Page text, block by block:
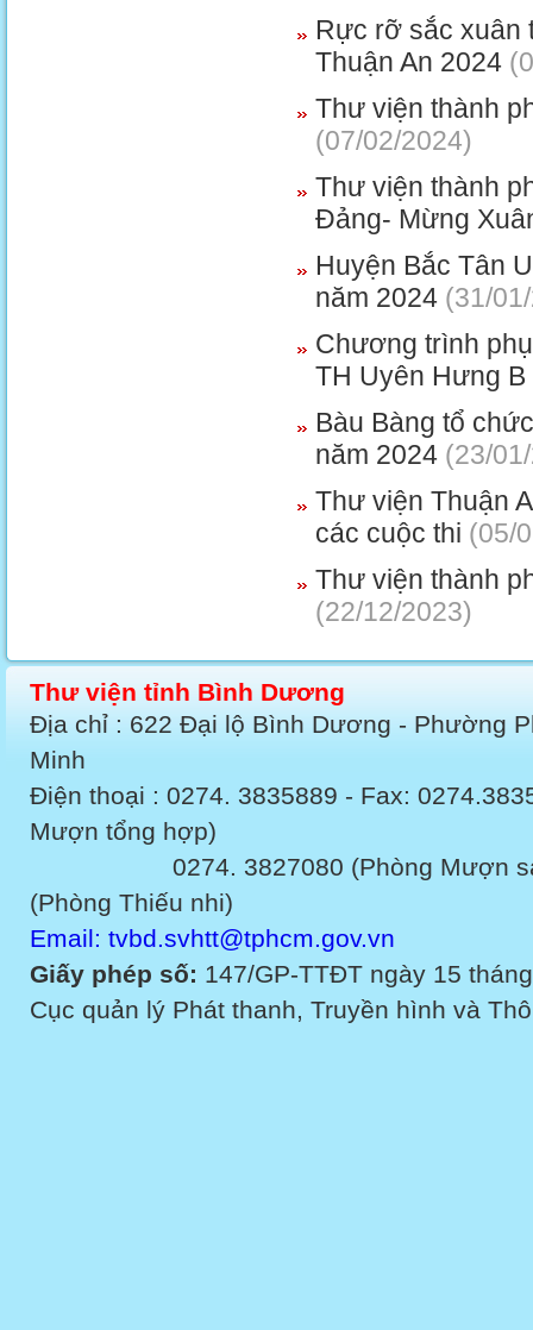
Rực rỡ sắc xuân
Thuận An 2024
Thư viện thành
(07/02/2024)
Thư viện thành
Đảng- Mừng
Huyện Bắc Tân
năm 2024 (31/
Chương trình
TH Uyên Hưng
Bàu Bàng tổ
năm 2024 (23/
Thư viện Thuận
các cuộc thi (05/
Thư viện thành
(22/12/2023)
Thư viện tỉnh Bình Dương
Địa chỉ : 622 Đại lộ Bình Dương - Phường
Minh
Điện thoại : 0274. 3835889 - Fax:
Mượn tổng hợp)
0274. 3827080 (Phòng Mượn sách
(Phòng Thiếu nhi)
Email: tvbd.svhtt@tphcm.gov.vn
Giấy phép số: 147/GP-TTĐT ngày 15
Cục quản lý Phát thanh, Truyền hình và